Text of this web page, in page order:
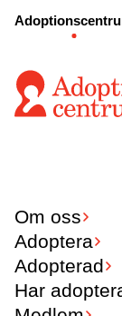
Om oss
Adoptera
Adopterad
Har